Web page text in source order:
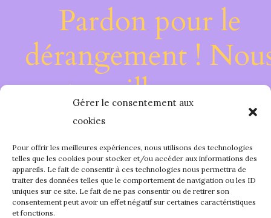
Gérer le consentement aux
cookies
Pour offrir les meilleures expériences, nous utilisons des technologies
telles que les cookies pour stocker et/ou accéder aux informations des
appareils. Le fait de consentir à ces technologies nous permettra de
traiter des données telles que le comportement de navigation ou les ID
uniques sur ce site. Le fait de ne pas consentir ou de retirer son
consentement peut avoir un effet négatif sur certaines caractéristiques
et fonctions.
Pardon pour le
dérangement !
travaillons sur
quelque chose de
fantastique –
bientôt !